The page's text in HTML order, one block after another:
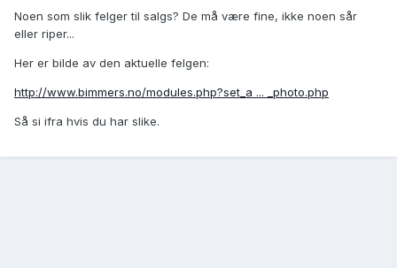
Noen som slik felger til salgs? De må være fine, ikke noen sår
eller riper...
Her er bilde av den aktuelle felgen:
http://www.bimmers.no/modules.php?set_a ... _photo.php
Så si ifra hvis du har slike.